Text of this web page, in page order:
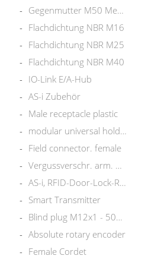
Gegenmutter M50 Mes-Ni
Flachdichtung NBR M16
Flachdichtung NBR M25
Flachdichtung NBR M40
IO-Link E/A-Hub
AS-i Zubehör
Male receptacle plastic
modular universal holder M12
Field connector. female
Vergussverschr. arm. M20 BN
AS-i, RFID-Door-Lock-Reader
Smart Transmitter
Blind plug M12x1 - 50pcs
Absolute rotary encoder
Female Cordet